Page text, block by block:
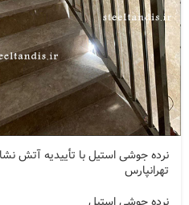
نرده جوشی استیل با تأییدیه آتش
تهرانپارس